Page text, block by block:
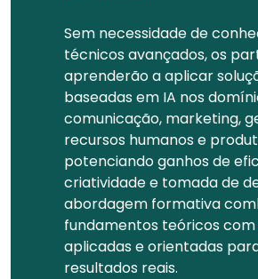
Sem necessidade de
técnicos avançados, os
aprenderão a aplicar
baseadas em IA nos
comunicação, marketing,
recursos humanos e
potenciando ganhos de
criatividade e tomada de
abordagem formativa
fundamentos teóricos
aplicadas e orientadas
resultados reais.